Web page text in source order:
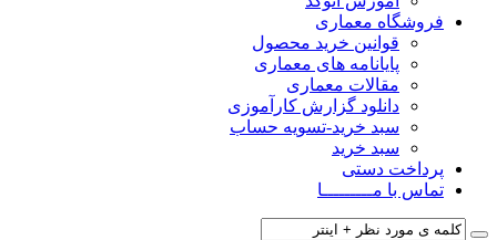
فروشگاه معماری
قوانین خرید محصول
پایانامه های معماری
مقالات معماری
دانلود گزارش کارآموزی
سبد خرید-تسویه حساب
سبد خرید
پرداخت دستی
تماس با مـــــــــا